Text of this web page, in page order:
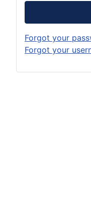
Forgot your
Forgot your